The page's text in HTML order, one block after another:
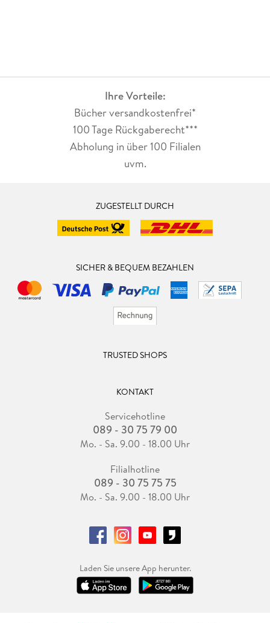
Ihre Vorteile:
Bücher versandkostenfrei*
100 Tage Rückgaberecht***
Abholung in über 100 Filialen
uvm.
ZUGESTELLT DURCH
SICHER & BEQUEM BEZAHLEN
TRUSTED SHOPS
KONTAKT
Servicehotline
089 - 30 75 79 00
Mo. - Sa. 9.00 - 18.00 Uhr
Filialhotline
089 - 30 75 75 75
Mo. - Sa. 9.00 - 18.00 Uhr
Laden Sie unsere App herunter.